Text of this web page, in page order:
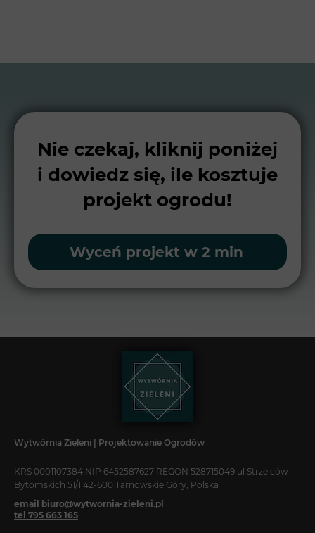
Nie czekaj, kliknij poniżej
i dowiedz się, ile kosztuje
projekt ogrodu!
Wyceń projekt w 2 min
Wytwórnia Zieleni | Projektowanie Ogrodów
KRS 0001107384 NIP 6452587627 REGON 528715049 ul Strzelców
Bytomskich 51/1 42-600 Tarnowskie Góry, Polska
email biuro@wytwornia-zieleni.pl
tel 795 663 165